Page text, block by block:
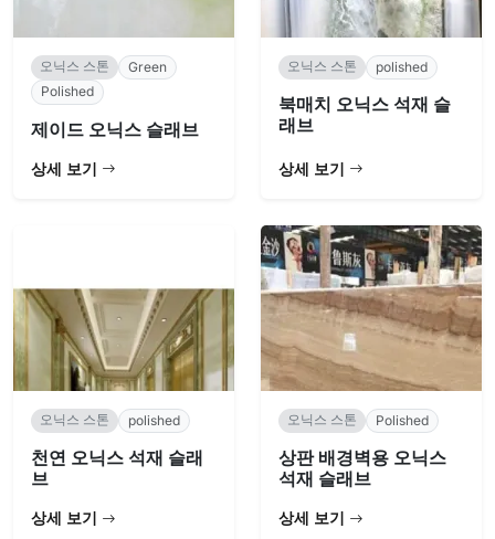
오닉스 스톤
Green
Polished
제이드 오닉스 슬래브
상세 보기
오닉스 스톤 polished
북매치 오닉스 석재 슬
래브
상세 보기
오닉스 스톤 polished
천연 오닉스 석재 슬래
브
상세 보기
오닉스 스톤 Polished
상판 배경벽용 오닉스
석재 슬래브
상세 보기